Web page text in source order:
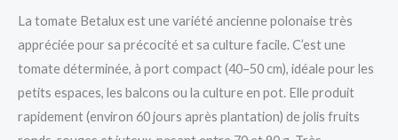
La tomate Betalux est une variété ancienne polonaise très
appréciée pour sa précocité et sa culture facile. C’est une
tomate déterminée, à port compact (40–50 cm), idéale pour les
petits espaces, les balcons ou la culture en pot. Elle produit
rapidement (environ 60 jours après plantation) de jolis fruits